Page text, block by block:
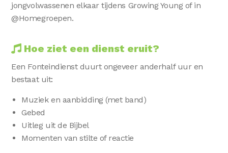
jongvolwassenen elkaar tijdens Growing Young of in
@Homegroepen.
Hoe ziet een dienst eruit?
Een Fonteindienst duurt ongeveer anderhalf uur en
bestaat uit:
Muziek en aanbidding (met band)
Gebed
Uitleg uit de Bijbel
Momenten van stilte of reactie